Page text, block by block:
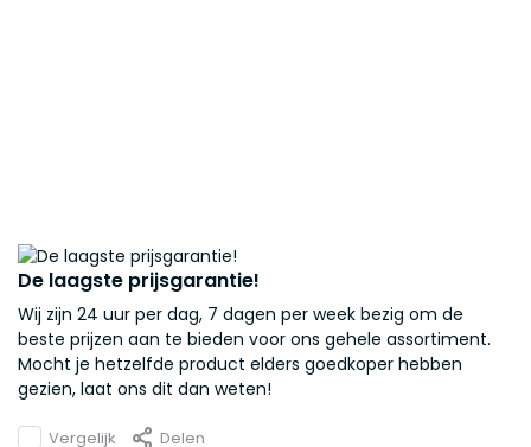
De laagste prijsgarantie!
Wij zijn 24 uur per dag, 7 dagen per week bezig om de
beste prijzen aan te bieden voor ons gehele assortiment.
Mocht je hetzelfde product elders goedkoper hebben
gezien, laat ons dit dan weten!
Vergelijk Delen